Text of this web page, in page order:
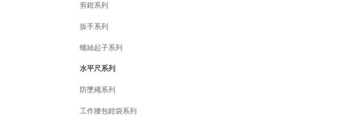
剪鉗系列
扳手系列
螺絲起子系列
水平尺系列
防墜繩系列
工作腰包鉗袋系列